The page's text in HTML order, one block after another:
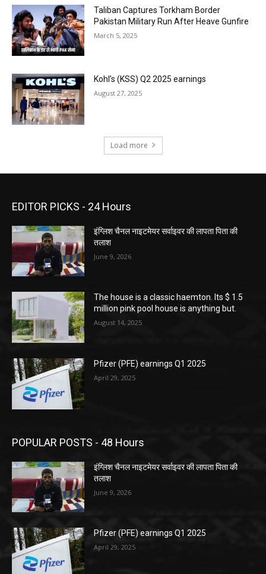
Taliban Captures Torkham Border
Pakistan Military Run After Heave Gunfire
March 5, 2025
Kohl’s (KSS) Q2 2025 earnings
August 27, 2025
Load more
EDITOR PICKS - 24 Hours
इंग्लिश चैनल नाइटमेयर सर्वाइवर की लापता पिता की
तलाश
June 9, 2026
The house is a classic haemton. Its $ 1.5
million pink pool house is anything but.
August 14, 2025
Pfizer (PFE) earnings Q1 2025
April 29, 2025
POPULAR POSTS - 48 Hours
इंग्लिश चैनल नाइटमेयर सर्वाइवर की लापता पिता की
तलाश
June 9, 2026
Pfizer (PFE) earnings Q1 2025
April 29, 2025